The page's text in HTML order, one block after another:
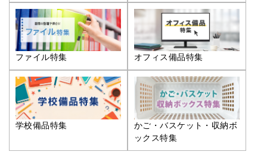
ファイル特集 オフィス備品特集
学校備品特集
かご・バスケット・収納ボ
ックス特集